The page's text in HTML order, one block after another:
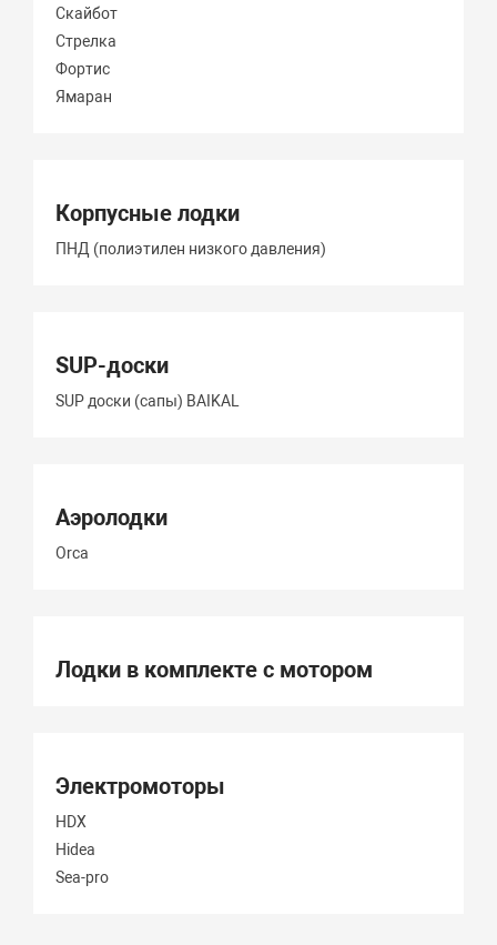
Скайбот
Стрелка
Фортис
Ямаран
Корпусные лодки
ПНД (полиэтилен низкого давления)
SUP-доски
SUP доски (сапы) BAIKAL
Аэролодки
Orca
Лодки в комплекте с мотором
Электромоторы
HDX
Hidea
Sea-pro